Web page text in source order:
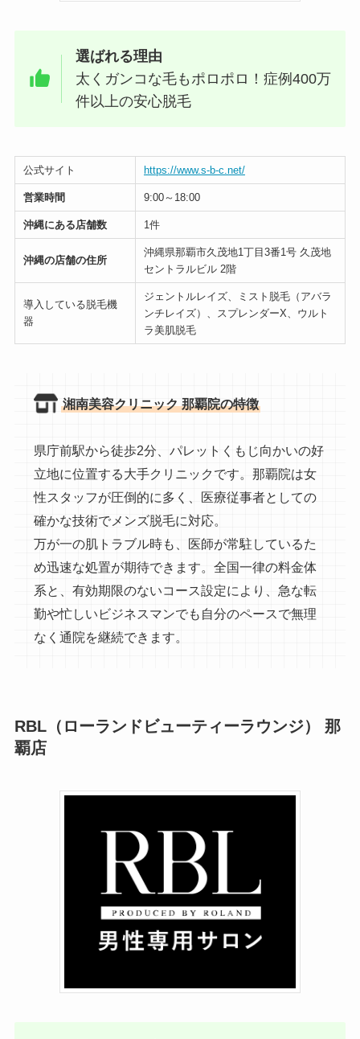
選ばれる理由
太くガンコな毛もポロポロ！症例400万
件以上の安心脱毛
公式サイト https://www.s-b-c.net/
営業時間 9:00～18:00
沖縄にある店舗数 1件
沖縄の店舗の住所
沖縄県那覇市久茂地1丁目3番1号 久茂地
セントラルビル 2階
導入している脱毛機
器
ジェントルレイズ、ミスト脱毛（アバラ
ンチレイズ）、スプレンダーX、ウルト
ラ美肌脱毛
湘南美容クリニック 那覇院の特徴
県庁前駅から徒歩2分、パレットくもじ向かいの好
立地に位置する大手クリニックです。那覇院は女
性スタッフが圧倒的に多く、医療従事者としての
確かな技術でメンズ脱毛に対応。
万が一の肌トラブル時も、医師が常駐しているた
め迅速な処置が期待できます。全国一律の料金体
系と、有効期限のないコース設定により、急な転
勤や忙しいビジネスマンでも自分のペースで無理
なく通院を継続できます。
RBL（ローランドビューティーラウンジ） 那
覇店